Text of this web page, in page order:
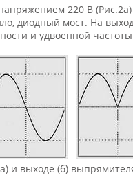
220 В
диодный мост. На
и удвоенной частоты
и выходе (б)